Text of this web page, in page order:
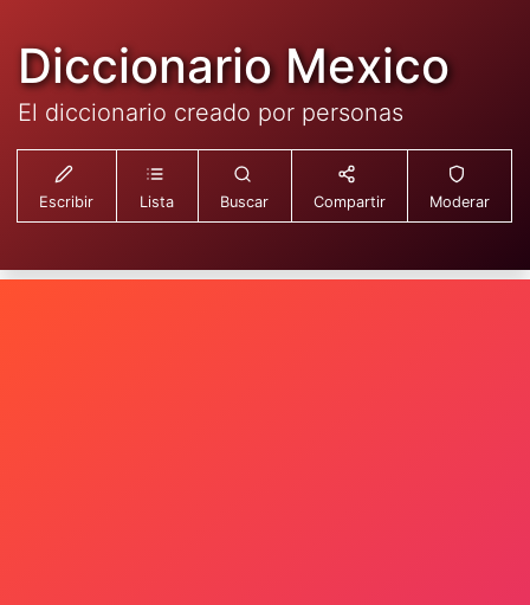
Diccionario Mexico
El diccionario creado por personas
Escribir Lista Buscar Compartir Moderar